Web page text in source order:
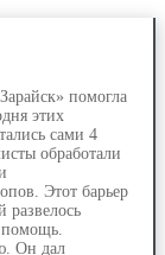
помогла
этих
сами 4
обработали
Этот барьер
развелось
помощь.
Он дал